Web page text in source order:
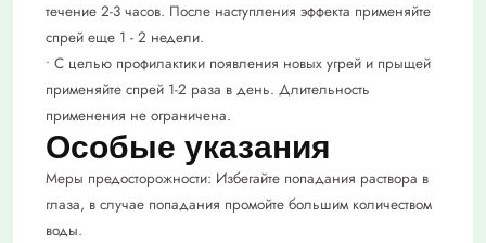
течение 2-3 часов. После наступления эффекта применяйте
спрей еще 1 - 2 недели.
• С целью профилактики появления новых угрей и прыщей
применяйте спрей 1-2 раза в день. Длительность
применения не ограничена.
Особые указания
Меры предосторожности: Избегайте попадания раствора в
глаза, в случае попадания промойте большим количеством
воды.